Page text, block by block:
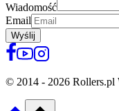
Wiadomość
Email
Wyślij
© 2014 - 2026 Rollers.pl